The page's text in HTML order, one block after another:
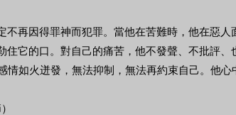
不再因得罪神而犯罪。當他在苦難時，他在惡
住它的口。對自己的痛苦，他不發聲、不批評
情如火迸發，無法抑制，無法再約束自己。他心